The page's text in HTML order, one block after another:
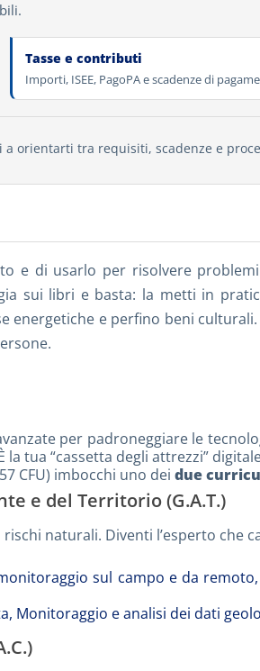
Tasse e contributi
Importi, ISEE, PagoPA e scadenze di
a orientarti tra requisiti, scadenze e
e di usarlo per risolvere
sui libri e basta: la metti in
energetiche e perfino beni
per padroneggiare le
tua “cassetta degli attrezzi”
CFU) imbocchi uno dei due
e del Territorio (G.A.T.)
naturali. Diventi l’esperto che
sul campo e da
Monitoraggio e analisi dei dati